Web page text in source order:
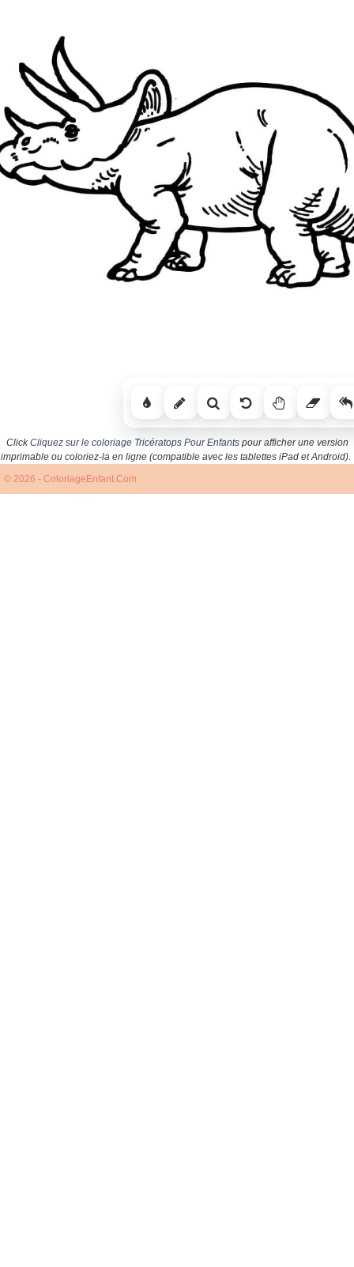
ClickCliquez sur le coloriage Tricératops Pour Enfantspour afficher une version
imprimable ou coloriez-la en ligne (compatible avec les tablettes iPad et Android).
© 2026 - ColoriageEnfant.Com